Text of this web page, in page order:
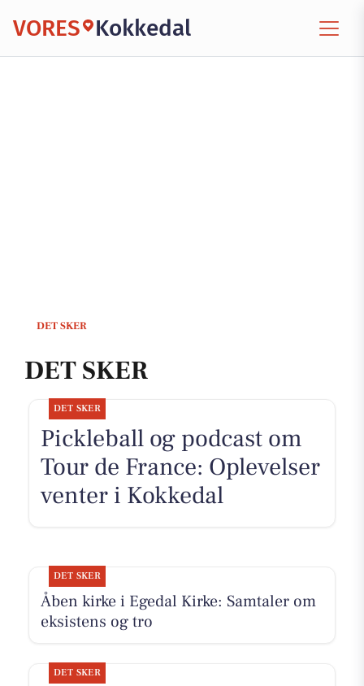
VORES Kokkedal
DET SKER
DET SKER
DET SKER
Pickleball og podcast om
Tour de France: Oplevelser
venter i Kokkedal
DET SKER
Åben kirke i Egedal Kirke: Samtaler om
eksistens og tro
DET SKER